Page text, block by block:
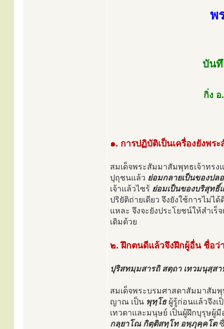
พ
บันทึ
กิ่ง
๑. การปฏิบัติเป็นเครื่องยังพร
สมเด็จพระสัมมาสัมพุทธเจ้าทร
ปุถุชนแล้ว ย่อมกลายเป็นของปล
เจ้าแล้วไซร้ ย่อมเป็นของบริสุทธิ์
ปริยัติถ่ายเดียว จึงยังใช้การไม่
แหละ จึงจะยังประโยชน์ให้สำเ
เดิมด้วย
๒. ฝึกตนดีแล้วจึงฝึกผู้อื่น ชื่อว่
ปุริสทมฺมสารถิ สตฺถา เทวมนุสฺส
สมเด็จพระบรมศาสดาสัมมาสัม
ญาณ เป็น พุทฺโธผู้รู้ก่อนแล้วจึงเ
เทวดาและมนุษย์ เป็นผู้ฝึกบุรุษผู้
กลฺยาโณ กิตฺติสทฺโท อพฺภุคฺคโตชื่